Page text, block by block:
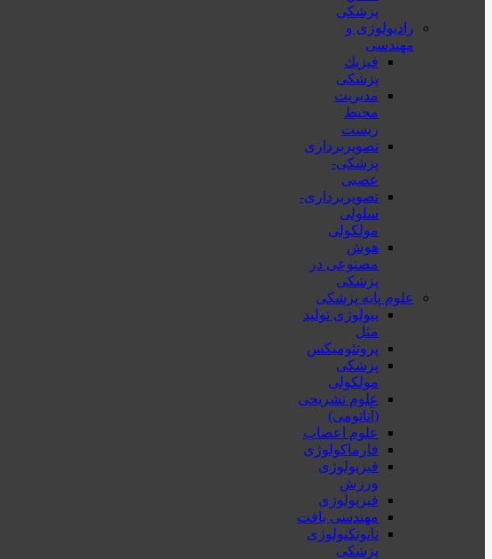
پزشکی
رادیولوژی و
مهندسی
فيزيك
پزشکی
مدیریت
محیط
زیست
تصویربرداری
پزشکی-
عصبی
تصویربرداری-
سلولی
مولکولی
هوش
مصنوعی در
پزشکی
علوم پایه پزشکی
بیولوژی تولید
مثل
پروتئومیکس
پزشکی
مولکولی
علوم تشریحی
(آناتومی)
علوم اعصاب
فارماکولوژی
فیزیولوژی
ورزش
فیزیولوژی
مهندسی بافت
نانوتکنولوژی
پزشکی